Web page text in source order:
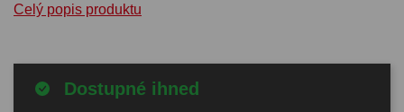
Celý popis produktu
Dostupné ihned